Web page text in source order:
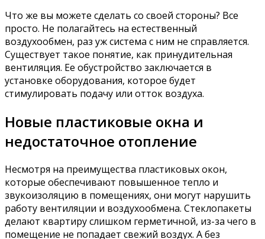
Что же вы можете сделать со своей стороны? Все
просто. Не полагайтесь на естественный
воздухообмен, раз уж система с ним не справляется.
Существует такое понятие, как принудительная
вентиляция. Ее обустройство заключается в
установке оборудования, которое будет
стимулировать подачу или отток воздуха.
Новые пластиковые окна и
недостаточное отопление
Несмотря на преимущества пластиковых окон,
которые обеспечивают повышенное тепло и
звукоизоляцию в помещениях, они могут нарушить
работу вентиляции и воздухообмена. Стеклопакеты
делают квартиру слишком герметичной, из-за чего в
помещение не попадает свежий воздух. А без